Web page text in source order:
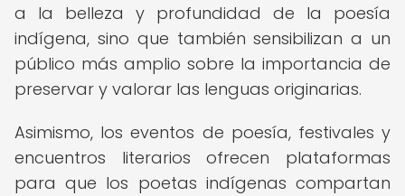
a la belleza y profundidad de la poesía
indígena, sino que también sensibilizan a un
público más amplio sobre la importancia de
preservar y valorar las lenguas originarias.
Asimismo, los eventos de poesía, festivales y
encuentros literarios ofrecen plataformas
para que los poetas indígenas compartan